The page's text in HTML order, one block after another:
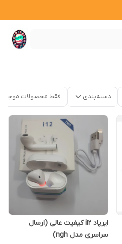
دسته‌بندی فقط محصولات موجود
ایرپاد i12 کیفیت عالی (ارسال
سراسری مدل ngh)